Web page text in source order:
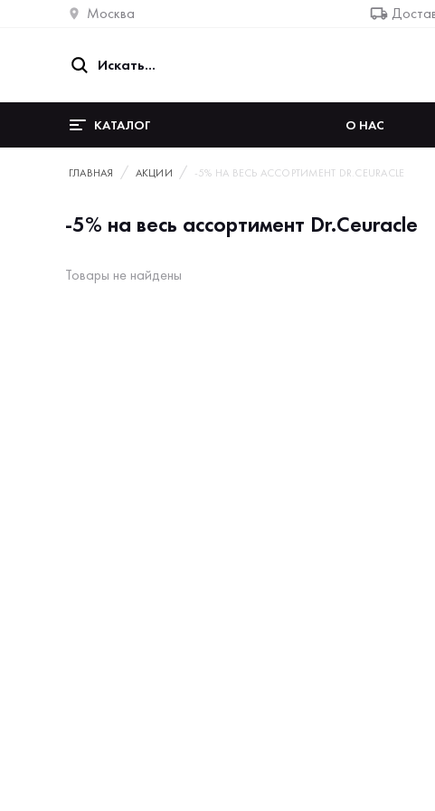
Москва
КАТАЛОГ О НАС
ГЛАВНАЯ АКЦИИ -5% НА ВЕСЬ АССОРТИМЕНТ DR.CEURACLE
-5% на весь ассортимент Dr.Ceuracle
Товары не найдены